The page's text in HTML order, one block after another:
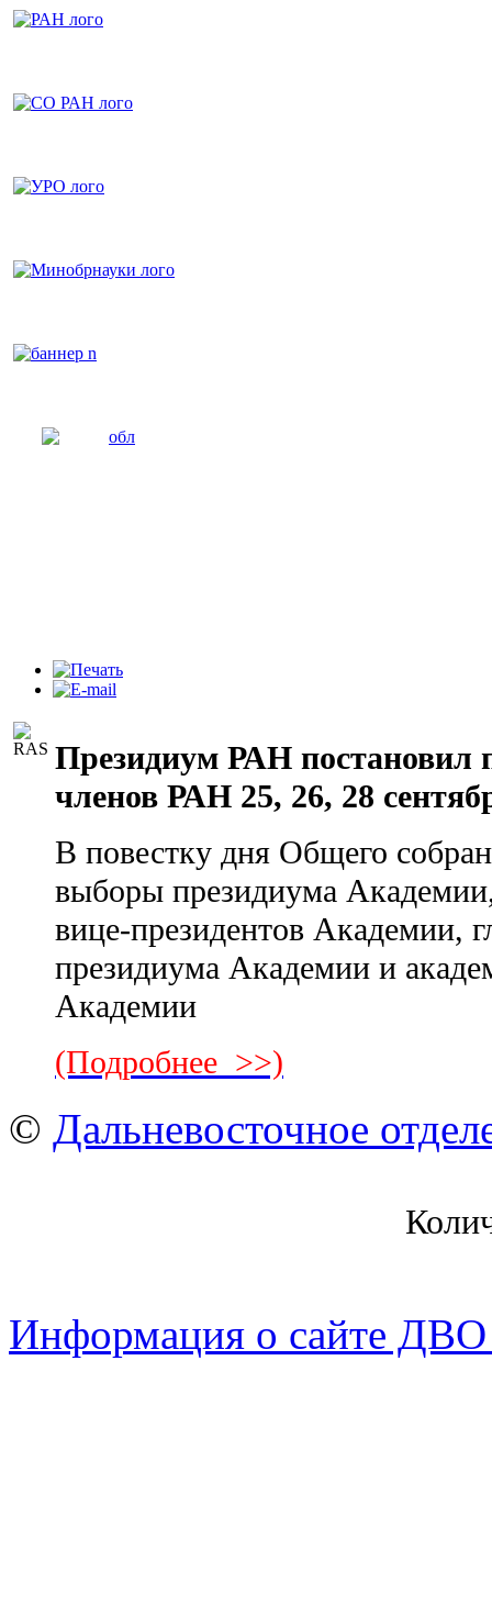
Президиум РАН постановил
членов РАН 25, 26, 28
В повестку дня Общего
выборы президиума
вице-президентов Академии,
президиума Академии и
Академии
(Подробнее >>)
© Дальневосточное
Информация о сайте